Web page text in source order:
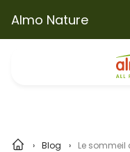
Almo Nature
Blog Le sommeil